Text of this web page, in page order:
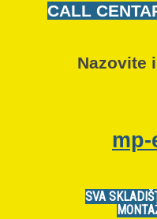
CALL
Nazovite
SVA